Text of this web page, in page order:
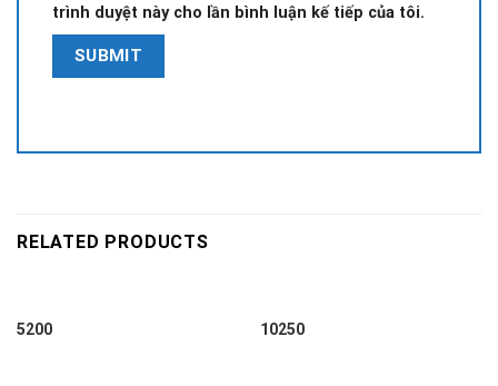
trình duyệt này cho lần bình luận kế tiếp của tôi.
RELATED PRODUCTS
5200 10250